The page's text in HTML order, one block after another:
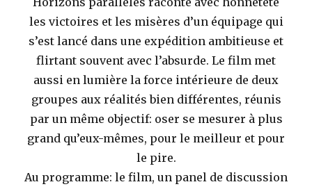
les victoires et les misères d’un équipage qui
s’est lancé dans une expédition ambitieuse et
flirtant souvent avec l’absurde. Le film met
aussi en lumière la force intérieure de deux
groupes aux réalités bien différentes, réunis
par un même objectif: oser se mesurer à plus
grand qu’eux-mêmes, pour le meilleur et pour
le pire.
Au programme: le film, un panel de discussion